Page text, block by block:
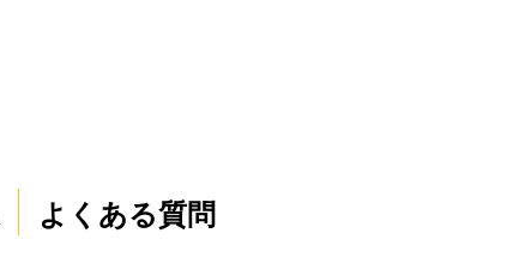
よくある質問